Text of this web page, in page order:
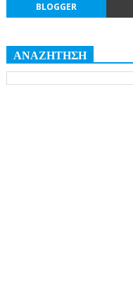
BLOGGER
ΑΝΑΖΗΤΗΣΗ